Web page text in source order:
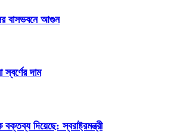
বাসভবনে আগুন
দাম
দিয়েছে: স্বরাষ্ট্রমন্ত্রী